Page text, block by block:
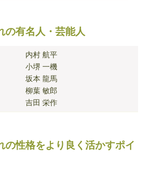
の有名人・芸能人
内村 航平
小堺 一機
坂本 龍馬
柳葉 敏郎
吉田 栄作
の性格をより良く活かすポイ